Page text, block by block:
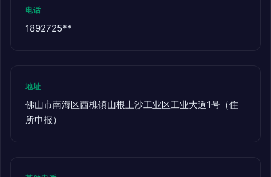
电话
1892725**
地址
佛山市南海区西樵镇山根上沙工业区工业大道1号（住
所申报）